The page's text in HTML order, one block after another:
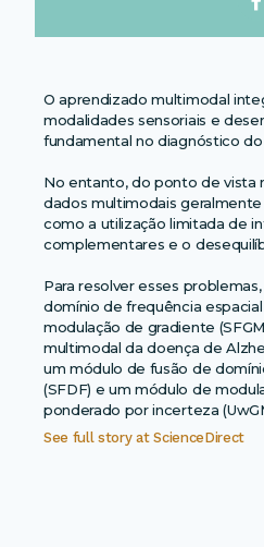
O aprendizado multimodal
modalidades sensoriais e
fundamental no diagnóstico
No entanto, do ponto de vista
dados multimodais
como a utilização limitada de
complementares e o
Para resolver esses
domínio de frequência
modulação de gradiente
multimodal da doença de
um módulo de fusão de
(SFDF) e um módulo de
ponderado por incerteza
See full story atScienceDirect